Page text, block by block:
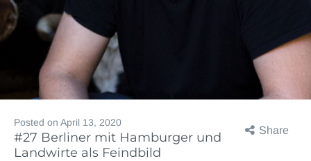
Share
Posted on April 13, 2020
#27 Berliner mit Hamburger und
Landwirte als Feindbild